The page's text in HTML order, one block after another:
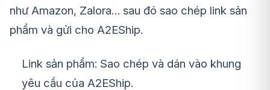
như Amazon, Zalora… sau đó sao chép link sản
phẩm và gửi cho A2EShip.
Link sản phẩm: Sao chép và dán vào khung
yêu cầu của A2EShip.